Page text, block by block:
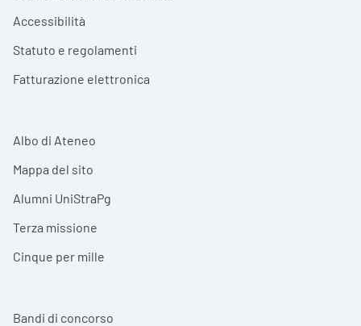
Accessibilità
Statuto e regolamenti
Fatturazione elettronica
Albo di Ateneo
Mappa del sito
Alumni UniStraPg
Terza missione
Cinque per mille
Bandi di concorso